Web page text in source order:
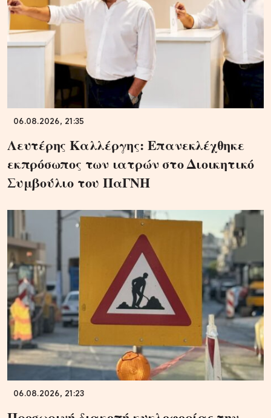
06.08.2026, 21:35
Λευτέρης Καλλέργης: Επανεκλέχθηκε
εκπρόσωπος των ιατρών στο Διοικητικό
Συμβούλιο του ΠαΓΝΗ
06.08.2026, 21:23